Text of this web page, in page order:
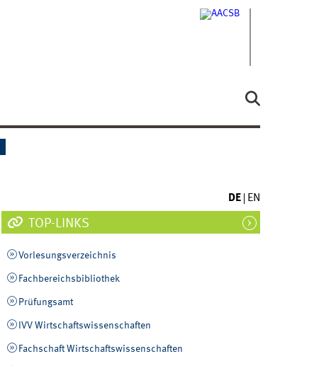
DE EN
TOP-LINKS
Vorlesungsverzeichnis
Fachbereichsbibliothek
Prüfungsamt
IVV Wirtschaftswissenschaften
Fachschaft Wirtschaftswissenschaften